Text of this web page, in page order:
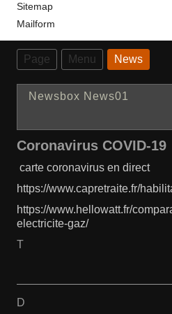
Sitemap
Mailform
Page Menu News
Newsbox News01
Coronavirus COVID-19
carte coronavirus en direct
https://www.capretraite.fr/
https://www.hellowatt.fr/
electricite-gaz/
T
D